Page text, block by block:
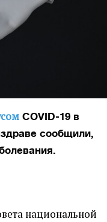
COVID-19 в
сообщили,
национальной